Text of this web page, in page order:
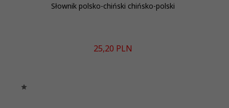
Słownik polsko-chiński chińsko-polski
25,20 PLN